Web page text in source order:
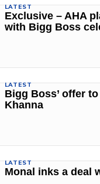
LATEST
Exclusive – AHA
with Bigg Boss
LATEST
Bigg Boss’ offer
Khanna
LATEST
Monal inks a deal